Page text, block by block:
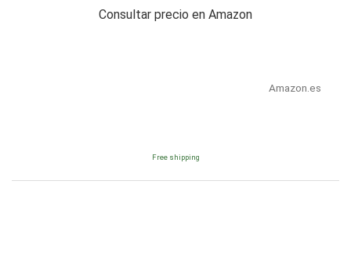
Consultar precio en Amazon
Amazon.es
Free shipping